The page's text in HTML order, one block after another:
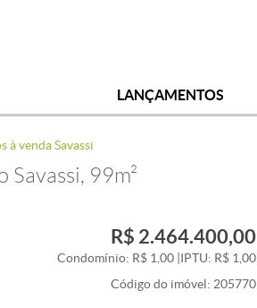
LANÇAMENTOS
à venda Savassi
99m²
R$ 2.464.400,00
Condomínio: R$ 1,00 IPTU: R$ 1,00
Código do imóvel: 205770